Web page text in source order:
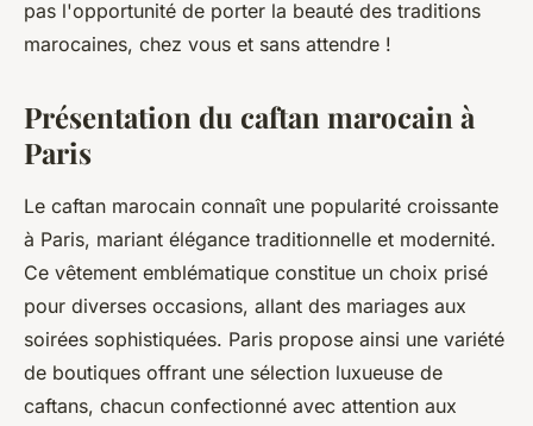
pas l'opportunité de porter la beauté des traditions
marocaines, chez vous et sans attendre !
Présentation du caftan marocain à
Paris
Le caftan marocain connaît une popularité croissante
à Paris, mariant élégance traditionnelle et modernité.
Ce vêtement emblématique constitue un choix prisé
pour diverses occasions, allant des mariages aux
soirées sophistiquées. Paris propose ainsi une variété
de boutiques offrant une sélection luxueuse de
caftans, chacun confectionné avec attention aux